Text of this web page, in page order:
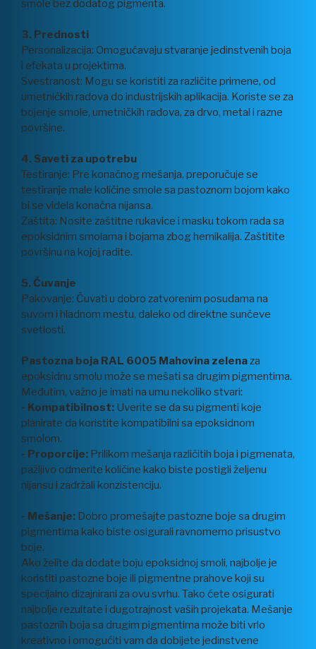
smole bez dodatog pigmenta.
3. Prednosti
Personalizacija: Omogućavaju stvaranje jedinstvenih boja
i efekata u projektima.
Svestranost: Mogu se koristiti za različite primene, od
umetničkih radova do industrijskih aplikacija. Koriste se za
bojenje smole, umetničkih radova, za drvo, metal i razne
površine.
4. Saveti za upotrebu
Testiranje: Pre konačnog mešanja, preporučuje se
testiranje male količine smole sa pastoznom bojom kako
bi se videla konačna nijansa.
Zaštita: Nosite zaštitne rukavice i masku tokom rada sa
epoksidnim smolama i bojama zbog hemikalija. Zaštitite
površinu na kojoj radite.
5. Čuvanje
Pakovanje: Čuvati u dobro zatvorenim posudama na
suvom i hladnom mestu, daleko od direktne sunčeve
svetlosti.
Pastozna boja RAL 6005 Mahovina zelenaza
epoksidnu smolu može se mešati sa drugim pigmentima.
Međutim, važno je imati na umu nekoliko stvari:
- Kompatibilnost: Uverite se da su pigmenti koje
planirate da koristite kompatibilni sa epoksidnom
smolom.
- Proporcije: Prilikom mešanja različitih boja i pigmenata,
pažljivo odmerite količine kako biste postigli željenu
nijansu i zadržali konzistenciju.
- Mešanje: Dobro promešajte pastozne boje sa drugim
pigmentima kako biste osigurali ravnomerno prisustvo
boje.
Ako želite da dodate boju epoksidnoj smoli, najbolje je
koristiti pastozne boje ili pigmentne prahove koji su
specijalno dizajnirani za ovu svrhu. Tako ćete osigurati
najbolje rezultate i dugotrajnost vaših projekata. Mešanje
pastoznih boja sa drugim pigmentima može biti vrlo
kreativno i omogućiti vam da dobijete jedinstvene